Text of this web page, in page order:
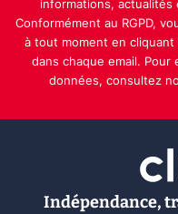
informations, actualités
Conformément au RGPD,
à tout moment en
dans chaque email. Pour
données, consultez
Indépendance,